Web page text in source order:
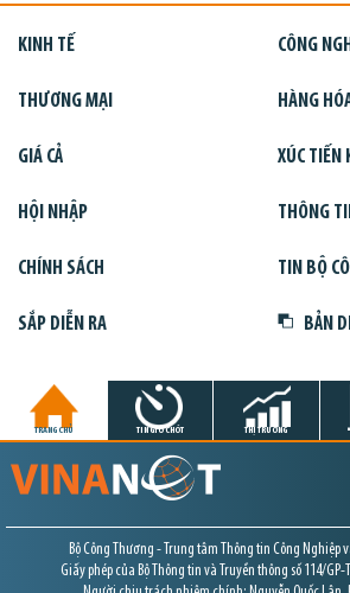
KINH TẾ CÔNG
THƯƠNG MẠI HÀNG
GIÁ CẢ XÚC TIẾN
HỘI NHẬP THÔNG
CHÍNH SÁCH TIN BỘ
SẮP DIỄN RA BẢN
TRANG CHỦ TIN GIỜ CHÓT THỊ TRƯỜNG
Bộ Công Thương - Trung tâm Thông tin Công Nghiệp
Giấy phép của Bộ Thông tin và Truyền thông số 114/